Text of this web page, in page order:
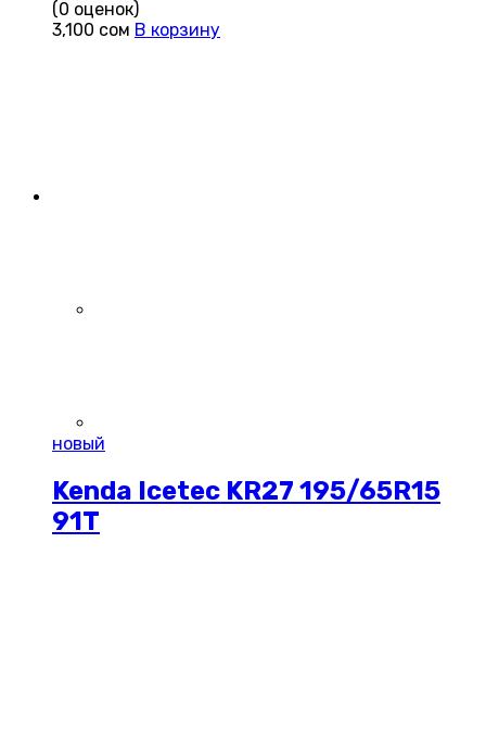
(0 оценок)
3,100 сом В корзину
новый
Kenda Icetec KR27 195/65R15
91T